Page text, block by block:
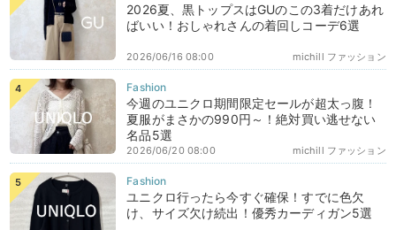
2026夏、黒トップスはGUのこの3着だけあれ
ばいい！おしゃれさんの着回しコーデ6選
michill ファッション
2026/06/16 08:00
今週のユニクロ期間限定セールが超太っ腹！
夏服がまさかの990円～！絶対買い逃せない
名品5選
michill ファッション
2026/06/20 08:00
ユニクロ行ったら今すぐ確保！すでに色欠
け、サイズ欠け続出！優秀カーディガン5選